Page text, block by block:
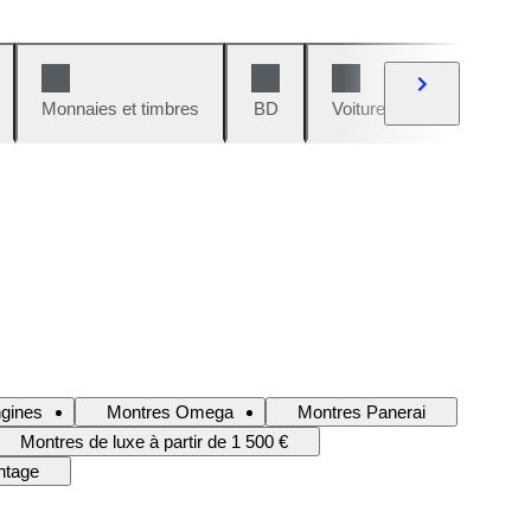
Monnaies et timbres BD Voitures et motos
Montres Omega
Montres Panerai
Montres de luxe à partir de 1 500 €